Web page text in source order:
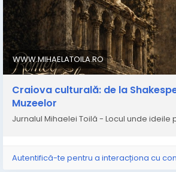
WWW.MIHAELATOILA.RO
Craiova culturală: de la
Muzeelor
Jurnalul Mihaelei Toilă - Locul unde ideile
Autentifică-te pentru a interacționa cu